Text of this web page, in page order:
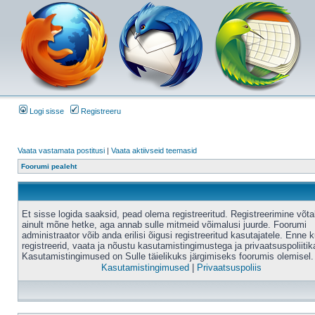
Logi sisse Registreeru
Vaata vastamata postitusi | Vaata aktiivseid teemasid
Foorumi pealeht
Et sisse logida saaksid, pead olema registreeritud. Registreerimine
ainult mõne hetke, aga annab sulle mitmeid võimalusi juurde. Foorumi
administraator võib anda erilisi õigusi registreeritud kasutajatele. Enne
registreerid, vaata ja nõustu kasutamistingimustega ja
Kasutamistingimused on Sulle täielikuks järgimiseks foorumis olemisel.
Kasutamistingimused
Privaatsuspoliis